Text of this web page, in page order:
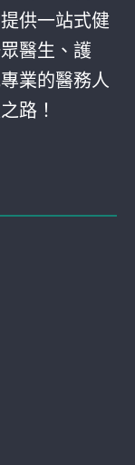
供一站式健
醫生、護
業的醫務人
路！